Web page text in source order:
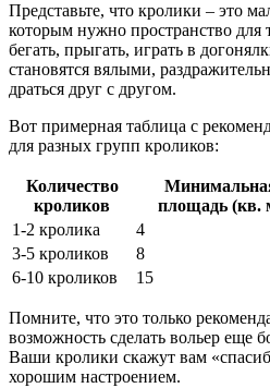
Представьте, что кролики – это
которым нужно пространство
бегать, прыгать, играть в
становятся вялыми,
драться друг с другом.
Вот примерная таблица с
для разных групп кроликов:
Количество
кроликов
площадь (кв.
1-2 кролика
4
3-5 кроликов
8
6-10 кроликов
15
Помните, что это только
возможность сделать вольер еще
Ваши кролики скажут вам
хорошим настроением.